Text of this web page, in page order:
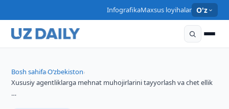
InfografikaMaxsus loyihalar O'z
Bosh sahifa›O‘zbekiston›
Xususiy agentliklarga mehnat muhojirlarini tayyorlash va chet ellik
…